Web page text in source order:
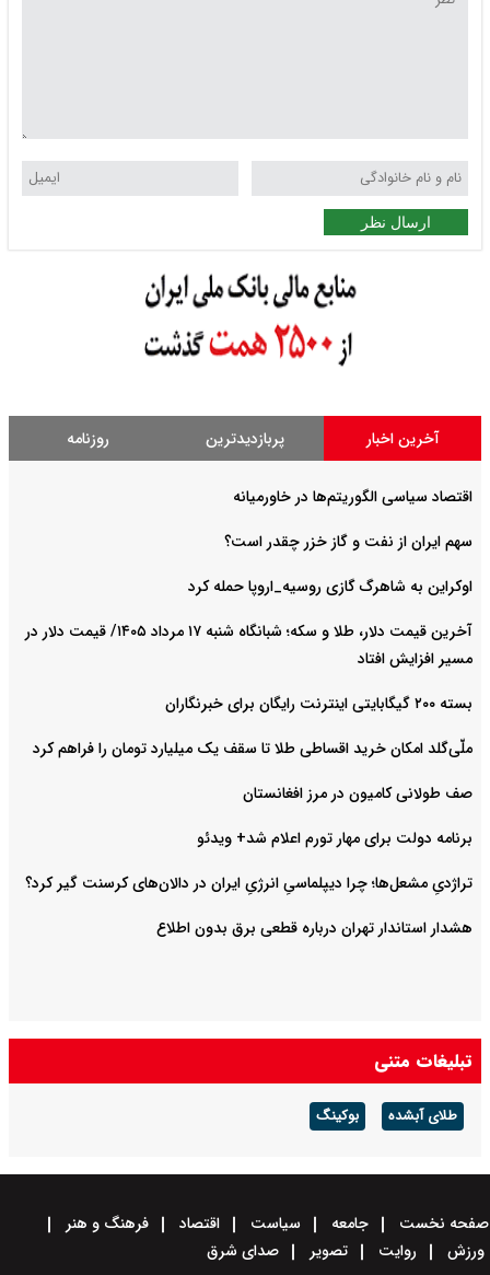
ارسال نظر
آخرین اخبار پربازدیدترین روزنامه
اقتصاد سیاسی الگوریتم‌ها در خاورمیانه
سهم ایران از نفت و گاز خزر چقدر است؟
اوکراین به شاهرگ گازی روسیه_اروپا حمله کرد
آخرین قیمت دلار، طلا و سکه؛ شبانگاه شنبه ۱۷ مرداد ۱۴۰۵/ قیمت دلار در
مسیر افزایش افتاد
بسته ۲۰۰ گیگابایتی اینترنت رایگان برای خبرنگاران
ملّی‌گلد امکان خرید اقساطی طلا تا سقف یک میلیارد تومان را فراهم کرد
صف طولانی کامیون در مرز افغانستان
برنامه دولت برای مهار تورم اعلام شد+ ویدئو
تراژدیِ مشعل‌ها؛ چرا دیپلماسیِ انرژیِ ایران در دالان‌های کرسنت گیر کرد؟
هشدار استاندار تهران درباره قطعی برق بدون اطلاع
تبلیغات متنی
طلای آبشده بوکینگ
صفحه نخست جامعه سیاست اقتصاد
فرهنگ و هنر
ورزش
روایت تصویر صدای شرق